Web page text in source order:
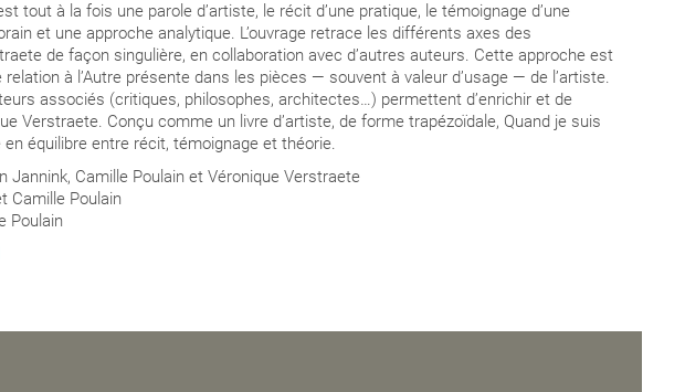
tout à la fois une parole d’artiste, le récit d’une pratique, le témoignage d’une
et une approche analytique. L’ouvrage retrace les différents axes des
de façon singulière, en collaboration avec d’autres auteurs. Cette approche est
à l’Autre présente dans les pièces — souvent à valeur d’usage — de l’artiste.
associés (critiques, philosophes, architectes…) permettent d’enrichir et de
Verstraete. Conçu comme un livre d’artiste, de forme trapézoïdale, Quand je suis
équilibre entre récit, témoignage et théorie.
Jannink, Camille Poulain et Véronique Verstraete
Camille Poulain
Poulain